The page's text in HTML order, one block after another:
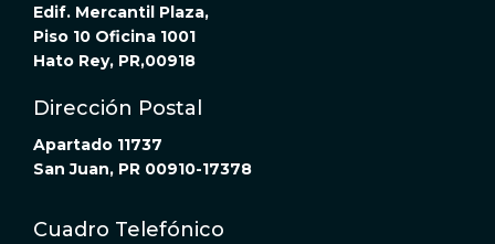
Edif. Mercantil Plaza,
Piso 10 Oficina 1001
Hato Rey, PR,00918
Dirección Postal
Apartado 11737
San Juan, PR 00910-17378
Cuadro Telefónico